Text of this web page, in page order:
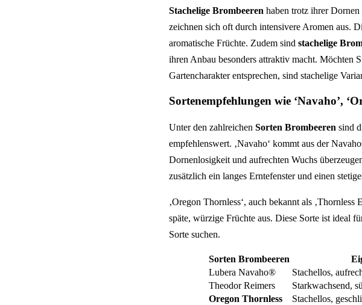
Stachelige Brombeeren haben trotz ihrer
zeichnen sich oft durch intensivere Aromen aus.
aromatische Früchte. Zudem sind stachelige
ihren Anbau besonders attraktiv macht. Möchten
Gartencharakter entsprechen, sind stachelige
Sortenempfehlungen wie ‘Navaho’,
Unter den zahlreichen Sorten Brombeeren sind
empfehlenswert. ‚Navaho‘ kommt aus der
Dornenlosigkeit und aufrechten Wuchs
zusätzlich ein langes Erntefenster und einen
‚Oregon Thornless‘, auch bekannt als
späte, würzige Früchte aus. Diese Sorte ist ideal
Sorte suchen.
Sorten Brombeeren
Lubera Navaho®
Stachellos,
Theodor Reimers
Starkwachsend,
Oregon Thornless
Stachellos,